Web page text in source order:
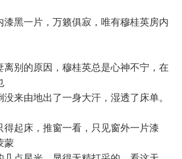
黑一片，万籁俱寂，唯有穆桂英房内
别的原因，穆桂英总是心神不宁，在
来由地出了一身大汗，湿透了床单。
起床，推窗一看，只见窗外一片漆
蒙